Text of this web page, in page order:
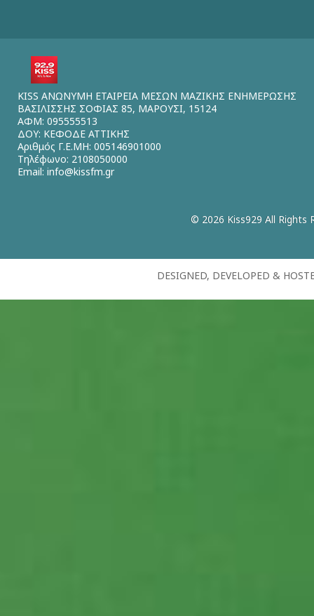
KISS ΑΝΩΝΥΜΗ ΕΤΑΙΡΕΙΑ ΜΕΣΩΝ ΜΑΖΙΚΗΣ ΕΝΗΜΕΡΩΣΗΣ
ΒΑΣΙΛΙΣΣΗΣ ΣΟΦΙΑΣ 85, ΜΑΡΟΥΣΙ, 15124
ΑΦΜ: 095555513
ΔΟΥ: ΚΕΦΟΔΕ ΑΤΤΙΚΗΣ
Αριθμός Γ.Ε.ΜΗ: 005146901000
Τηλέφωνο: 2108050000
Email: info@kissfm.gr
© 2026 Kiss929 All Rights
DESIGNED, DEVELOPED &